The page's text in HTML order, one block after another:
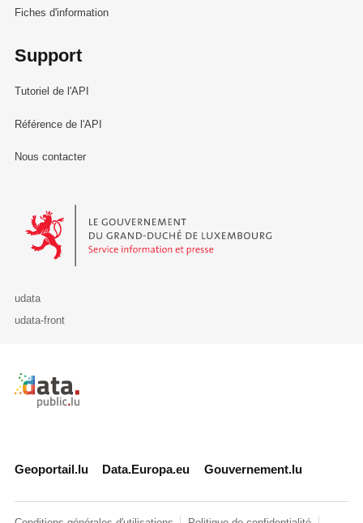
Fiches d'information
Support
Tutoriel de l'API
Référence de l'API
Nous contacter
Le Gouvernement du Grand-Duché de Luxembourg - Service
udata
udata-front
Retour à l'accueil de data.public.lu
Geoportail.lu Data.Europa.eu Gouvernement.lu